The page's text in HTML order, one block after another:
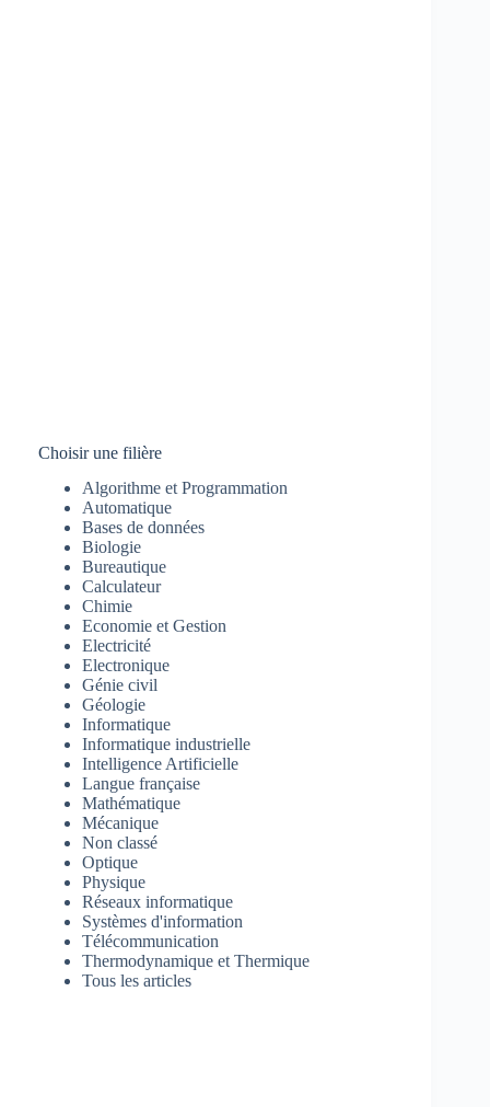
Choisir une filière
Algorithme et Programmation
Automatique
Bases de données
Biologie
Bureautique
Calculateur
Chimie
Economie et Gestion
Electricité
Electronique
Génie civil
Géologie
Informatique
Informatique industrielle
Intelligence Artificielle
Langue française
Mathématique
Mécanique
Non classé
Optique
Physique
Réseaux informatique
Systèmes d'information
Télécommunication
Thermodynamique et Thermique
Tous les articles